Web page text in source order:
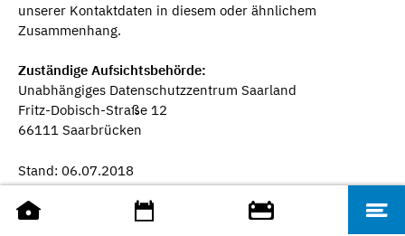
unserer Kontaktdaten in diesem oder ähnlichem
Zusammenhang.
Zuständige Aufsichtsbehörde:
Unabhängiges Datenschutzzentrum Saarland
Fritz-Dobisch-Straße 12
66111 Saarbrücken
Stand: 06.07.2018
SEITE TEILEN